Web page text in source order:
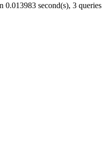
0.013983 second(s), 3 queries